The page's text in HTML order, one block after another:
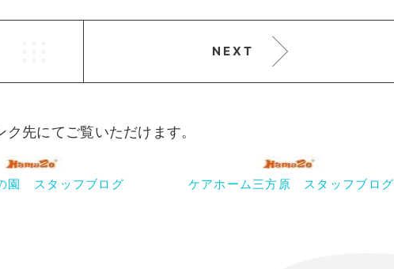
NEXT
先にてご覧いただけます。
園 スタッフブログ ケアホーム三方原 スタッフブログ